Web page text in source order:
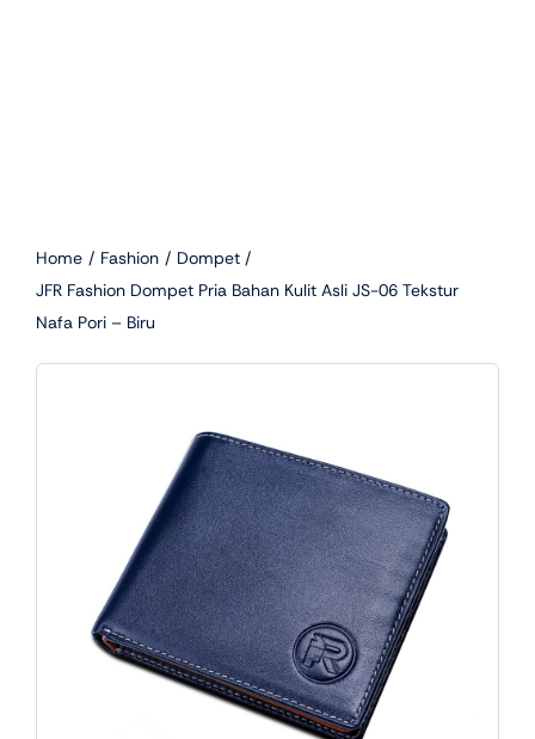
Home Fashion
Dompet
JFR Fashion Dompet Pria Bahan Kulit Asli JS-06 Tekstur
Nafa Pori – Biru